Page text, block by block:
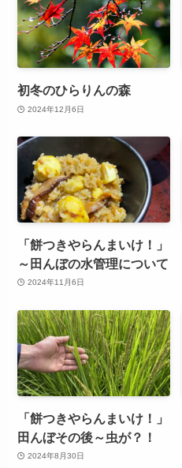
初冬のひらりんの森
2024年12月6日
「餅つきやらんまいけ！」
～田んぼの水管理について
2024年11月6日
「餅つきやらんまいけ！」
田んぼその後～虫が？！
2024年8月30日